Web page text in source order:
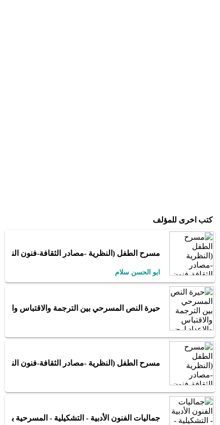
كتب اخرى للمؤلف
مسرح الطفل (النظرية -مصادر الثقافة-فنون
ابو الحسن سلام
حيرة النص المسرحي بين الترجمة والاقتباس
مسرح الطفل (النظرية -مصادر الثقافة-فنون
جماليات الفنون الأدبية - التشكيلية - المسرحية بين